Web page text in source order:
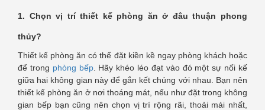
1. Chọn vị trí thiết kế phòng ăn ở đâu thuận phong
thủy?
Thiết kế phòng ăn có thể đặt kiền kề ngay phòng khách hoặc
để trong phòng bếp. Hãy khéo léo đạt vào đó một sự nối kế
giữa hai không gian này để gắn kết chúng với nhau. Bạn nên
thiết kế phòng ăn ở nơi thoáng mát, nếu như đặt trong không
gian bếp bạn cũng nên chọn vị trí rộng rãi, thoải mái nhất,